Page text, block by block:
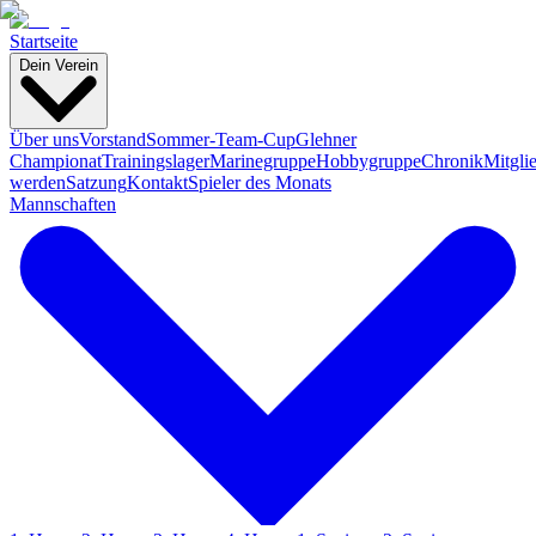
Startseite
Dein Verein
Über unsVorstandSommer-Team-CupGlehner
ChampionatTrainingslagerMarinegruppeHobbygruppeChronik
werdenSatzungKontaktSpieler des Monats
Mannschaften